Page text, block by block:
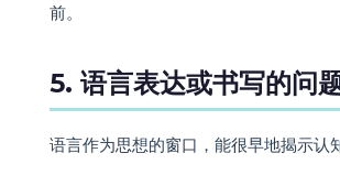
前。
5. 语言表达或书写的问
语言作为思想的窗口，能很早地揭示认